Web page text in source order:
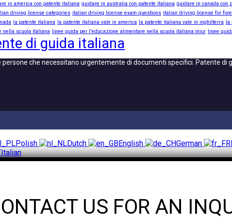
in america con patente italiana guidare in australia con patente italiana guidare in canada con
driving license categories italian driving license exam questions italian driving license for
la patente italiana la patente italiana vale in america la patente italiana vale in inghilterra
nella scuola italiana linee guida per l'educazione alimentare nella scuola italiana miur linee
di guida italiana
che necessitano urgentemente di documenti specifici. Patente di
Polish Dutch English German
Italian
US FOR AN